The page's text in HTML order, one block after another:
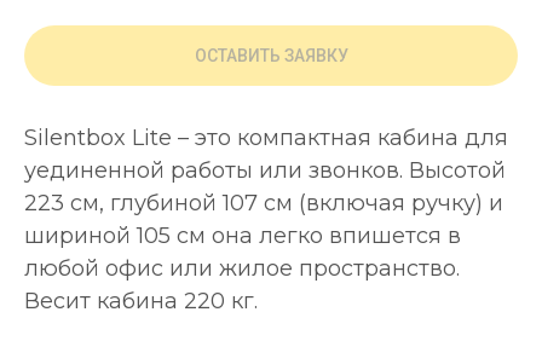
ОСТАВИТЬ ЗАЯВКУ
Silentbox Lite – это компактная кабина для
уединенной работы или звонков. Высотой
223 см, глубиной 107 см (включая ручку) и
шириной 105 см она легко впишется в
любой офис или жилое пространство.
Весит кабина 220 кг.